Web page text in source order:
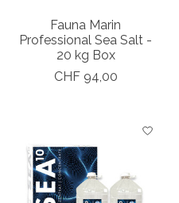
Fauna Marin
Professional Sea Salt -
20 kg Box
CHF 94,00